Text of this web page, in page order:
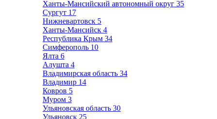
Ханты-Мансийский автономный округ 35
Сургут 17
Нижневартовск 5
Ханты-Мансийск 4
Республика Крым 34
Симферополь 10
Ялта 6
Алушта 4
Владимирская область 34
Владимир 14
Ковров 5
Муром 3
Ульяновская область 30
Ульяновск 25